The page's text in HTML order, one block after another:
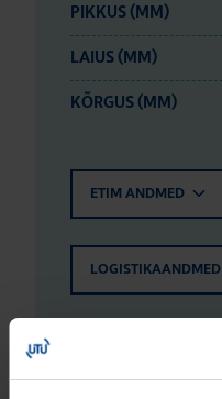
PIKKUS (MM)
LAIUS (MM)
KÕRGUS (MM)
ETIM ANDMED
LOGISTIKAANDMED